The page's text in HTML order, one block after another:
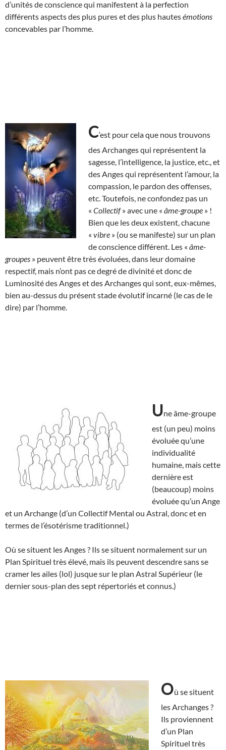
d’unités de conscience qui manifestent à la perfection
différents aspects des plus pures et des plus hautesémotions
concevables par l’homme.
C‘est pour cela que nous trouvons
des Archanges qui représentent la
sagesse, l’intelligence, la justice, etc., et
des Anges qui représentent l’amour, la
compassion, le pardon des offenses,
etc. Toutefois, ne confondez pas un
« Collectif» avec une « âme-groupe » !
Bien que les deux existent, chacune
« vibre » (ou se manifeste) sur un plan
de conscience différent. Les « âme-
groupes » peuvent être très évoluées, dans leur domaine
respectif, mais n’ont pas ce degré de divinité et donc de
Luminosité des Anges et des Archanges qui sont, eux-mêmes,
bien au-dessus du présent stade évolutif incarné (le cas de le
dire) par l’homme.
Une âme-groupe
est (un peu) moins
évoluée qu’une
individualité
humaine, mais cette
dernière est
(beaucoup) moins
évoluée qu’un Ange
et un Archange (d’un Collectif Mental ou Astral, donc et en
termes de l’ésotérisme traditionnel.)
Où se situent les Anges ? Ils se situent normalement sur un
Plan Spirituel très élevé, mais ils peuvent descendre sans se
cramer les ailes (lol) jusque sur le plan Astral Supérieur (le
dernier sous-plan des sept répertoriés et connus.)
Où se situent
les Archanges ?
Ils proviennent
d’un Plan
Spirituel très